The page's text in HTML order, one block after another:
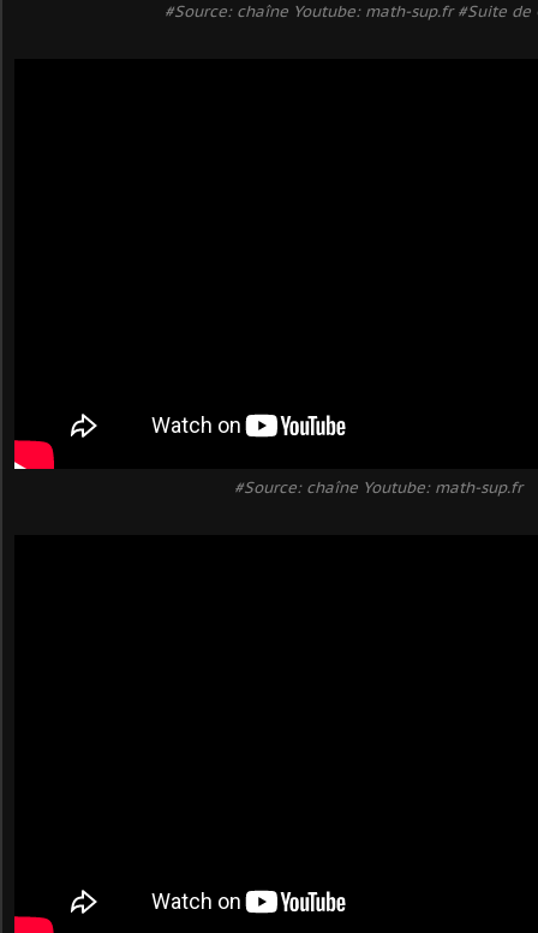
#Source: chaîne Youtube: math-sup.fr #Suite de
#Source: chaîne Youtube: math-sup.fr